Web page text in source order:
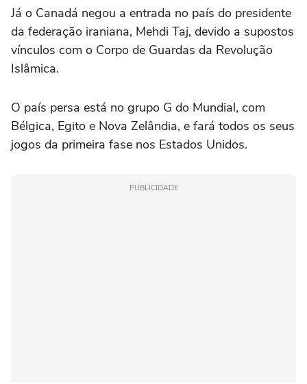
Já o Canadá negou a entrada no país do presidente
da federação iraniana, Mehdi Taj, devido a supostos
vínculos com o Corpo de Guardas da Revolução
Islâmica.
O país persa está no grupo G do Mundial, com
Bélgica, Egito e Nova Zelândia, e fará todos os seus
jogos da primeira fase nos Estados Unidos.
PUBLICIDADE